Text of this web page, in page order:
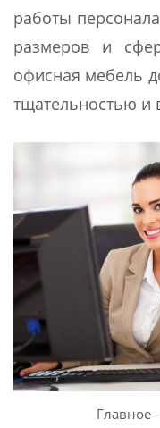
работы
размеров и
офисная мебель
тщательностью и
Главное